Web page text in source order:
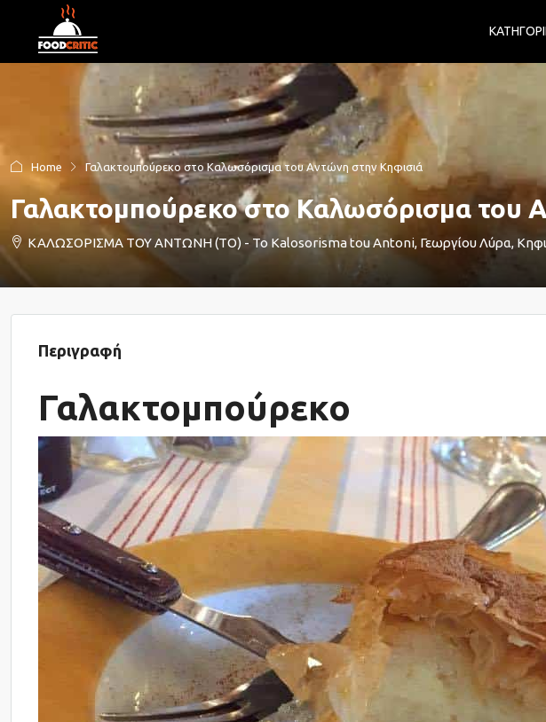
Home Γαλακτομπούρεκο στο Καλωσόρισμα του Αντώνη στην Κηφισιά
Γαλακτομπούρεκο στο Καλωσόρισμα του
ΚΑΛΩΣΟΡΙΣΜΑ ΤΟΥ ΑΝΤΩΝΗ (ΤΟ) - To Kalosorisma tou Antoni, Γεωργίου Λύρα,
Περιγραφή
Γαλακτομπούρεκο